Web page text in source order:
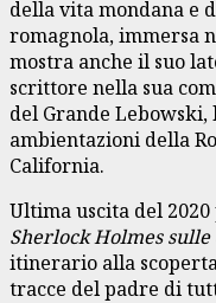
della vita mondana e
romagnola, immersa
mostra anche il suo
scrittore nella sua
del Grande
ambientazioni della
California.
Ultima uscita del
Sherlock Holmes
itinerario alla
tracce del padre di